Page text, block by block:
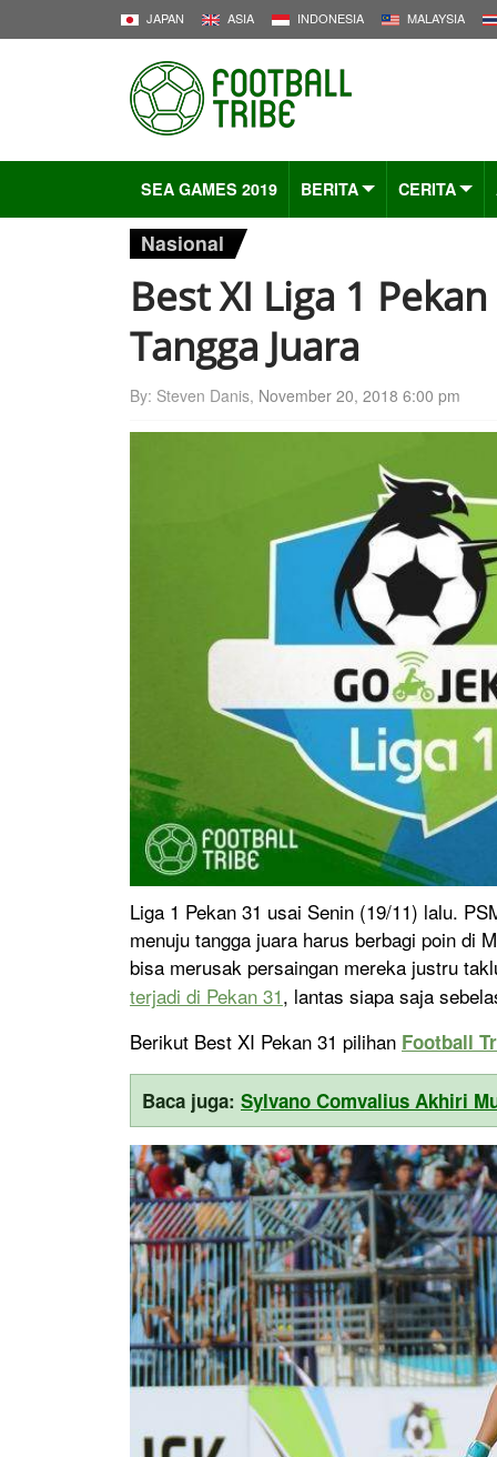
JAPAN ASIA INDONESIA MALAYSIA
SEA GAMES 2019 BERITA CERITA
Nasional
Best XI Liga 1
Tangga Juara
By: Steven Danis, November 20, 2018 6:00 pm
Liga 1 Pekan 31 usai Senin (19/11) lalu.
menuju tangga juara harus berbagi poin di
bisa merusak persaingan mereka justru
terjadi di Pekan 31, lantas siapa saja
Berikut Best XI Pekan 31 pilihan Football
Baca juga: Sylvano Comvalius Akhiri